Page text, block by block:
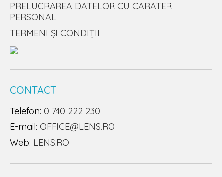
PRELUCRAREA DATELOR CU CARATER
PERSONAL
TERMENI ȘI CONDIȚII
CONTACT
Telefon: 0 740 222 230
E-mail: OFFICE@LENS.RO
Web: LENS.RO